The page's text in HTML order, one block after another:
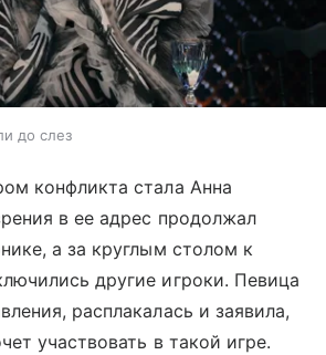
до слез
конфликта стала Анна
в ее адрес продолжал
а за круглым столом к
другие игроки. Певица
расплакалась и заявила,
участвовать в такой игре.